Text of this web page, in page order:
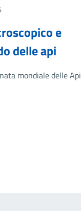
e
delle api
mondiale delle Api